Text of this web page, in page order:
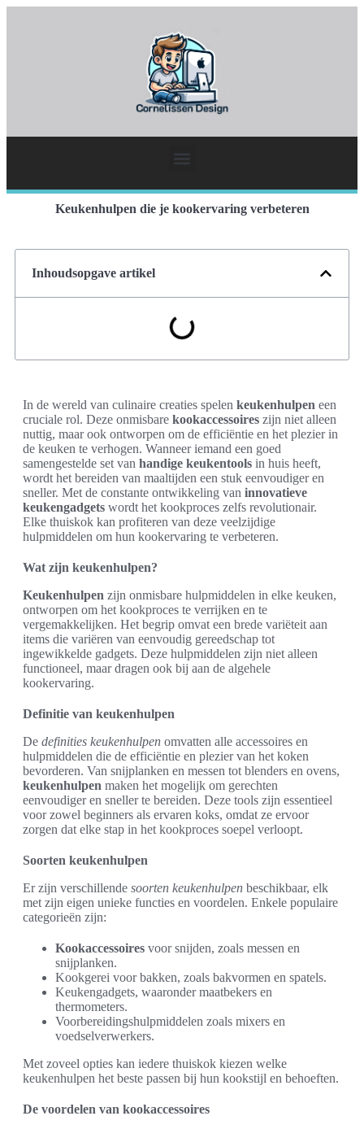
Keukenhulpen die je kookervaring verbeteren
Inhoudsopgave artikel
In de wereld van culinaire creaties spelen keukenhulpen een
cruciale rol. Deze onmisbare kookaccessoires zijn niet alleen
nuttig, maar ook ontworpen om de efficiëntie en het plezier in
de keuken te verhogen. Wanneer iemand een goed
samengestelde set van handige keukentools in huis heeft,
wordt het bereiden van maaltijden een stuk eenvoudiger en
sneller. Met de constante ontwikkeling van innovatieve
keukengadgets wordt het kookproces zelfs revolutionair.
Elke thuiskok kan profiteren van deze veelzijdige
hulpmiddelen om hun kookervaring te verbeteren.
Wat zijn keukenhulpen?
Keukenhulpen zijn onmisbare hulpmiddelen in elke keuken,
ontworpen om het kookproces te verrijken en te
vergemakkelijken. Het begrip omvat een brede variëteit aan
items die variëren van eenvoudig gereedschap tot
ingewikkelde gadgets. Deze hulpmiddelen zijn niet alleen
functioneel, maar dragen ook bij aan de algehele
kookervaring.
Definitie van keukenhulpen
De definities keukenhulpen omvatten alle accessoires en
hulpmiddelen die de efficiëntie en plezier van het koken
bevorderen. Van snijplanken en messen tot blenders en ovens,
keukenhulpen maken het mogelijk om gerechten
eenvoudiger en sneller te bereiden. Deze tools zijn essentieel
voor zowel beginners als ervaren koks, omdat ze ervoor
zorgen dat elke stap in het kookproces soepel verloopt.
Soorten keukenhulpen
Er zijn verschillende soorten keukenhulpen beschikbaar, elk
met zijn eigen unieke functies en voordelen. Enkele populaire
categorieën zijn:
Kookaccessoires voor snijden, zoals messen en
snijplanken.
Kookgerei voor bakken, zoals bakvormen en spatels.
Keukengadgets, waaronder maatbekers en
thermometers.
Voorbereidingshulpmiddelen zoals mixers en
voedselverwerkers.
Met zoveel opties kan iedere thuiskok kiezen welke
keukenhulpen het beste passen bij hun kookstijl en behoeften.
De voordelen van kookaccessoires